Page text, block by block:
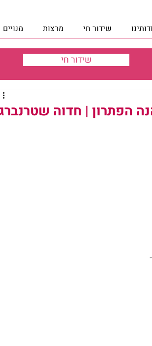
שידור חי מרצות מנויים
שידור חי
הפתרון | חדוה